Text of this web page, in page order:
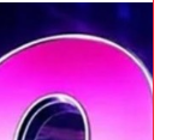
U
kupio kuću
a ne živi u
i fitnes salu